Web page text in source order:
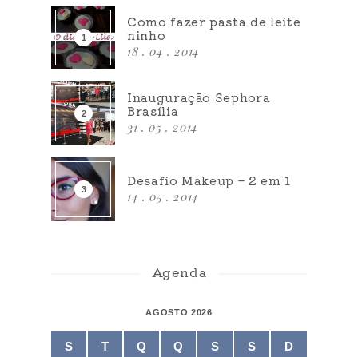
Como fazer pasta de leite
ninho
18 . 04 . 2014
Inauguração Sephora
Brasília
31 . 05 . 2014
Desafio Makeup – 2 em 1
14 . 05 . 2014
Agenda
AGOSTO 2026
S T Q Q S S D